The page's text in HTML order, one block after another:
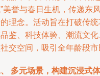
美誉与春日生机，传递东
理念。活动旨在打破传
鉴、科技体验、潮流文
交空间，吸引全年龄段市
多元场景，构建沉浸式